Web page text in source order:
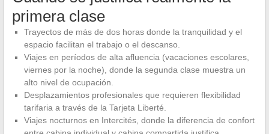
primera clase
Trayectos de más de dos horas donde la tranquilidad y el
espacio facilitan el trabajo o el descanso.
Viajes en períodos de alta afluencia (vacaciones escolares,
viernes por la noche), donde la segunda clase muestra un
alto nivel de ocupación.
Desplazamientos profesionales que requieren flexibilidad
tarifaria a través de la Tarjeta Liberté.
Viajes nocturnos en Intercités, donde la diferencia de confort